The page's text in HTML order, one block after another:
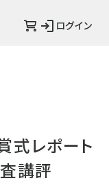
ログイン
式レポート
講評